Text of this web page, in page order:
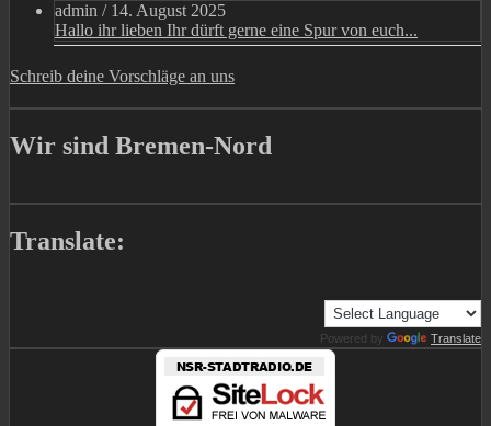
admin / 14. August 2025
Hallo ihr lieben Ihr dürft gerne eine Spur von euch...
Schreib deine Vorschläge an uns
Wir sind Bremen-Nord
Translate:
Powered by Translate